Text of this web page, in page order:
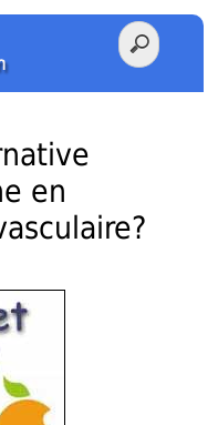
en